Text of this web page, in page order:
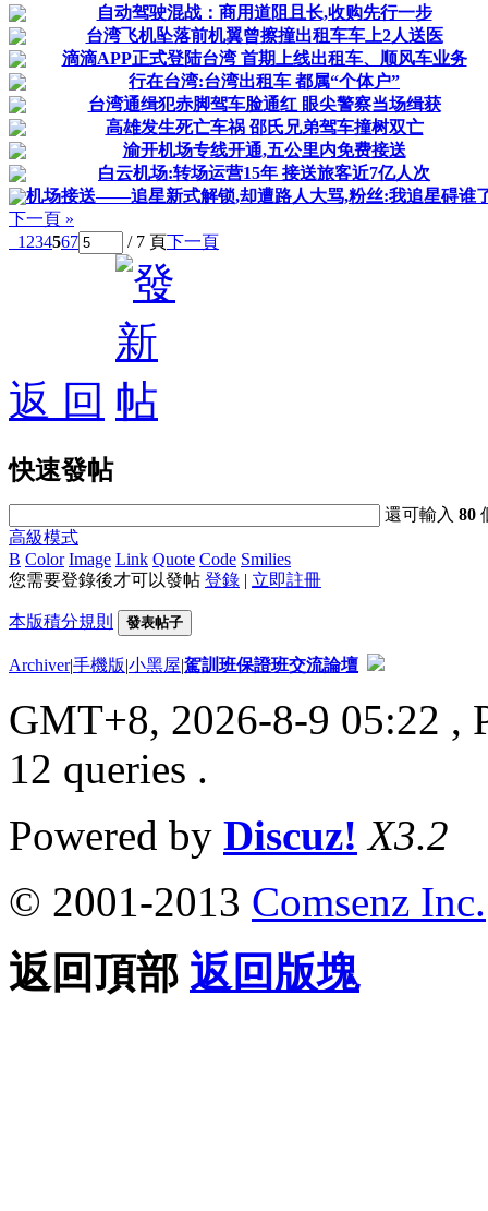
自动驾驶混战：商用道阻且长,收购先行一步
台湾飞机坠落前机翼曾擦撞出租车车上2人送医
滴滴APP正式登陆台湾 首期上线出租车、顺风车业务
行在台湾:台湾出租车 都属“个体户”
台湾通缉犯赤脚驾车脸通红 眼尖警察当场缉获
高雄发生死亡车祸 邵氏兄弟驾车撞树双亡
渝开机场专线开通,五公里内免费接送
白云机场:转场运营15年 接送旅客近7亿人次
机场接送——追星新式解锁,却遭路人大骂,粉丝:我追星碍谁
下一頁 »
1 234567 / 7 頁下一頁
返 回
快速發帖
還可輸入80
高級模式
B Color Image Link Quote Code Smilies
您需要登錄後才可以發帖 登錄 | 立即註冊
本版積分規則 發表帖子
Archiver|手機版|小黑屋|駕訓班保證班交流論壇
GMT+8, 2026-8-9 05:22 ,
12 queries .
Powered by Discuz! X3.2
© 2001-2013 Comsenz Inc.
返回頂部 返回版塊